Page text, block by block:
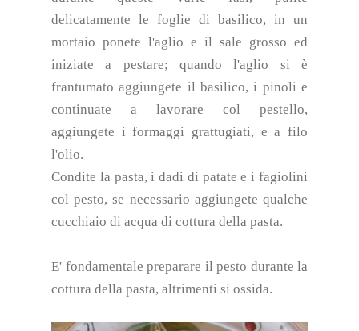
delicatamente le foglie di basilico, in un
mortaio ponete l'aglio e il sale grosso ed
iniziate a pestare; quando l'aglio si è
frantumato aggiungete il basilico, i pinoli e
continuate a lavorare col pestello,
aggiungete i formaggi grattugiati, e a filo
l'olio.
Condite la pasta, i dadi di patate e i fagiolini
col pesto, se necessario aggiungete qualche
cucchiaio di acqua di cottura della pasta.
E' fondamentale preparare il pesto durante la
cottura della pasta, altrimenti si ossida.